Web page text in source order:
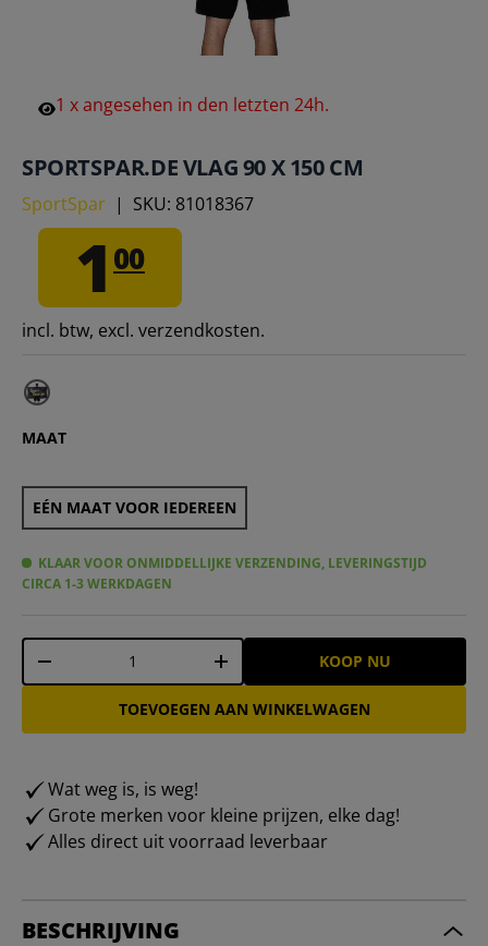
1 xangesehen in den letzten 24h.
SPORTSPAR.DE VLAG 90 X 150 CM
SportSpar | SKU: 81018367
100
incl. btw, excl. verzendkosten.
MAAT
EÉN MAAT VOOR IEDEREEN
KLAAR VOOR ONMIDDELLIJKE VERZENDING, LEVERINGSTIJD
CIRCA 1-3 WERKDAGEN
Aantal
-
+ KOOP NU
TOEVOEGEN AAN WINKELWAGEN
Wat weg is, is weg!
Grote merken voor kleine prijzen, elke dag!
Alles direct uit voorraad leverbaar
BESCHRIJVING